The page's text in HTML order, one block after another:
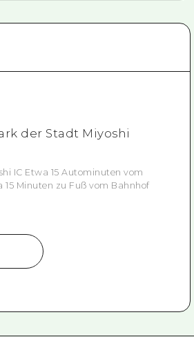
der Stadt Miyoshi
IC Etwa 15 Autominuten vom
15 Minuten zu Fuß vom Bahnhof